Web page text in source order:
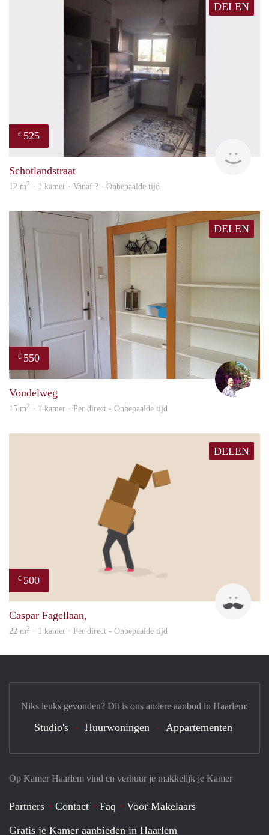
DELEN
€ 525
Schotlandstraat
12 m2 · 1 kamer · Vanaf ? - Onbepaalde tijd
DELEN
€ 550
Vondelweg
15 m2 · 1 kamer · Per direct - Onbepaalde tijd
DELEN
€ 500
Caspar Fagellaan,
22 m2 · 1 kamer · Per direct - Onbepaalde tijd
Op Kamer Haarlem vind en verhuur je makkelijk je Kamer
Partners Contact Faq
Voor Makelaars
Gratis je Kamer aanbieden in Haarlem
Niks leuks gevonden? Dit is ons andere aanbod in Haarlem:
Studio's Huurwoningen Appartementen